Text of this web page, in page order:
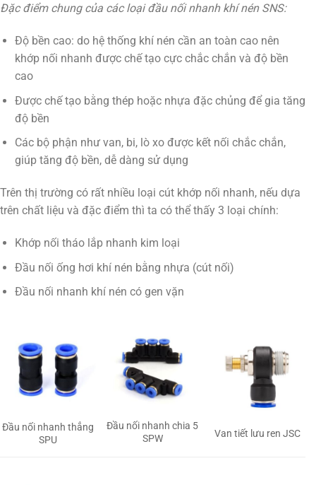
Đặc điểm chung của các loại đầu nối nhanh khí nén SNS:
Độ bền cao: do hệ thống khí nén cần an toàn cao nên
khớp nối nhanh được chế tạo cực chắc chắn và độ bền
cao
Được chế tạo bằng thép hoặc nhựa đặc chủng để gia tăng
độ bền
Các bộ phận như van, bi, lò xo được kết nối chắc chắn,
giúp tăng độ bền, dễ dàng sử dụng
Trên thị trường có rất nhiều loại cút khớp nối nhanh, nếu dựa
trên chất liệu và đặc điểm thì ta có thể thấy 3 loại chính:
Khớp nối tháo lắp nhanh kim loại
Đầu nối ống hơi khí nén bằng nhựa (cút nối)
Đầu nối nhanh khí nén có gen vặn
Đầu nối nhanh thẳng
SPU
Đầu nối nhanh chia 5
SPW
Van tiết lưu ren JSC